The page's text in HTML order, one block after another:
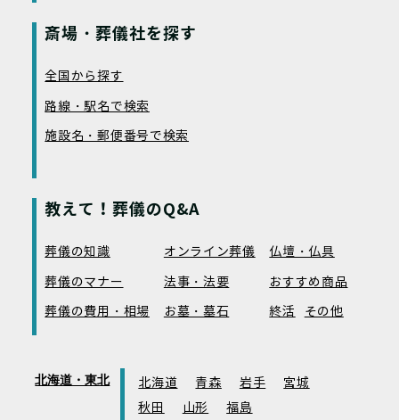
斎場・葬儀社を探す
全国から探す
路線・駅名で検索
施設名・郵便番号で検索
教えて！葬儀のQ&A
葬儀の知識 オンライン葬儀
仏壇・仏具
葬儀のマナー
法事・法要
おすすめ商品
葬儀の費用・相場
お墓・墓石 終活 その他
北海道・東北 北海道 青森 岩手
宮城
秋田
山形 福島